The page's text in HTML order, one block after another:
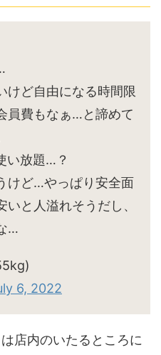
けど自由になる時間限
員費もなぁ…と諦めて
い放題…？
けど…やっぱり安全面
と人溢れそうだし、
…
6, 2022
店内のいたるところに